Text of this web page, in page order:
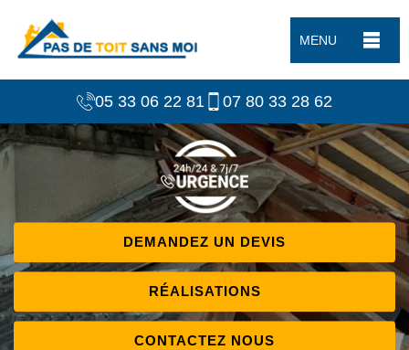
MENU
05 33 06 22 81 07 80 33 28 62
DEMANDEZ UN DEVIS
RÉALISATIONS
CONTACTEZ NOUS